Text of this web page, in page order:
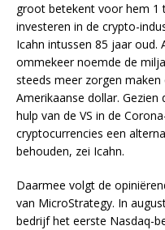
groot betekent voor hem 1
investeren in de crypto-
Icahn intussen 85 jaar oud.
ommekeer noemde de
steeds meer zorgen
Amerikaanse dollar.
hulp van de VS in de
cryptocurrencies een
behouden, zei Icahn.
Daarmee volgt de
van MicroStrategy. In
bedrijf het eerste Nasdaq-